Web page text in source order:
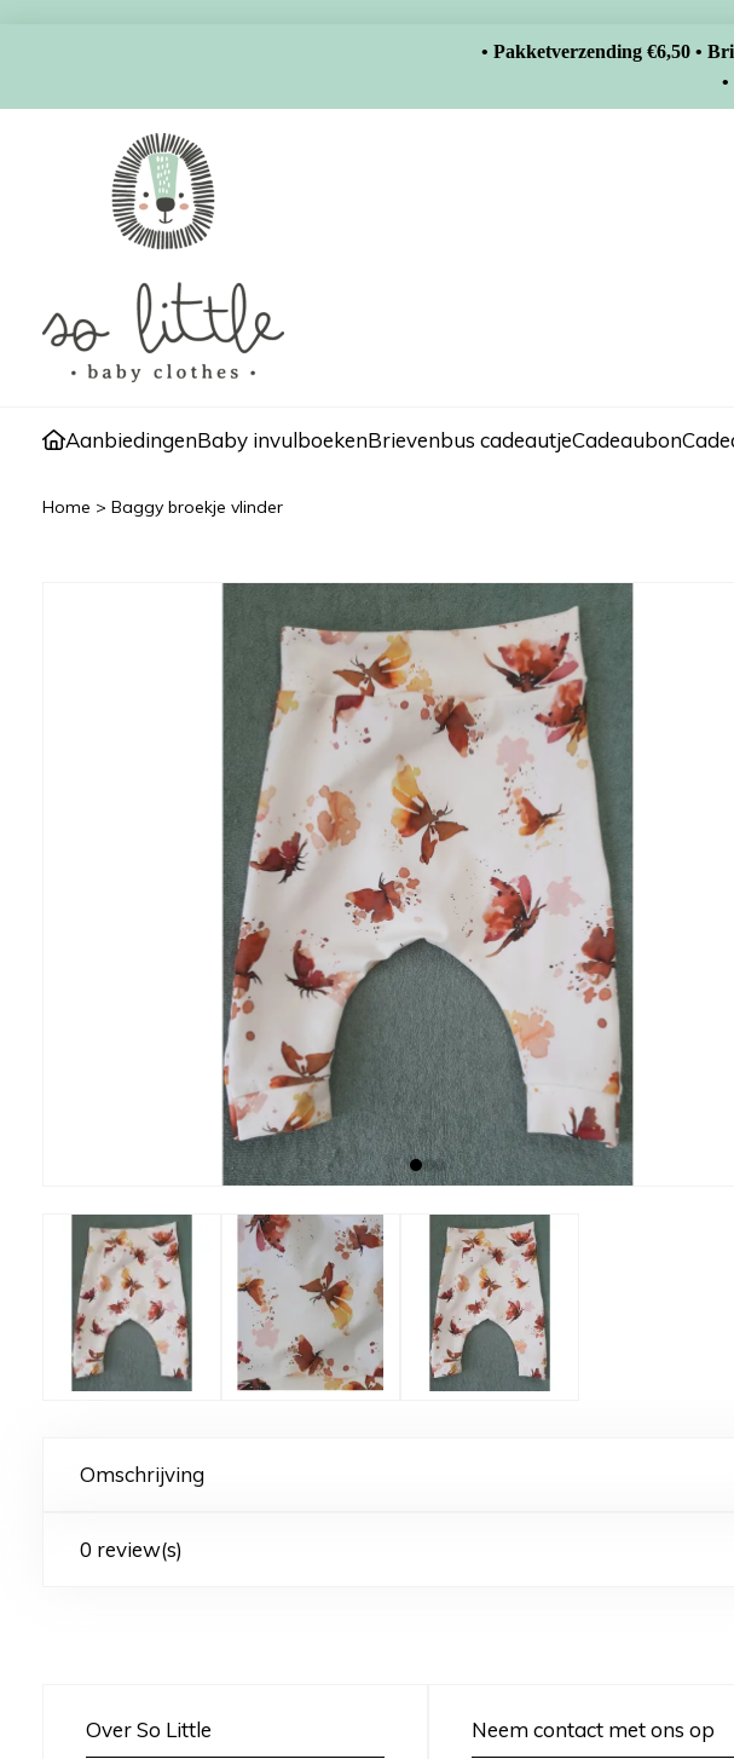
• Pakketverzending €6,50 •
AanbiedingenBaby invulboekenBrievenbus cadeautjeCadeaubon
Home > Baggy broekje vlinder
Omschrijving
0 review(s)
Over So Little Neem contact met ons op